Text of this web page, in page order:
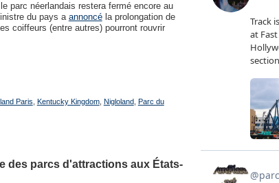
parc néerlandais restera fermé encore au
du pays a annoncéla prolongation de
coiffeurs (entre autres) pourront rouvrir
Paris Kentucky Kingdom, Nigloland, Parc du
des parcs d'attractions aux États-